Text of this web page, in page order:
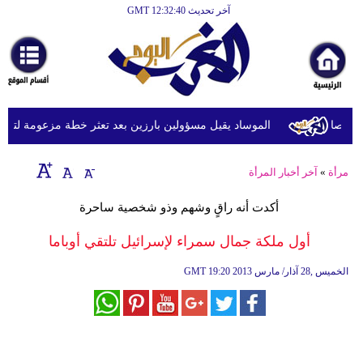
آخر تحديث GMT 12:32:40
أخبارعاجلة
رياضة
ثقافة
إقتصاد
الموساد يقيل مسؤولين بارزين بعد تعثر خطة مزعومة لتغيير
مرأة » آخر أخبار المرأة
أكدت أنه راقٍ وشهم وذو شخصية ساحرة
أول ملكة جمال سمراء لإسرائيل تلتقي أوباما
GMT 19:20 2013 الخميس ,28 آذار/ مارس